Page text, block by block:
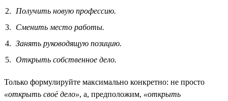
Получить новую профессию.
Сменить место работы.
Занять руководящую позицию.
Открыть собственное дело.
Только формулируйте максимально конкретно: не просто
«открыть своё дело», а, предположим, «открыть